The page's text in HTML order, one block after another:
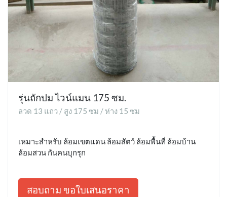
รุ่นถักปม ไวน์แมน 175 ซม.
ลวด 13 แถว / สูง 175 ซม / ห่าง 15 ซม
เหมาะสำหรับ ล้อมเขตแดน ล้อมสัตว์ ล้อมพื้นที่ ล้อมบ้าน
ล้อมสวน กันคนบุกรุก
สอบถาม ขอใบเสนอราคา